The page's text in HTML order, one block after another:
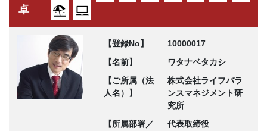
卓
【登録No】
10000017
【名前】
ワタナベタカシ
【ご所属（法
人名）】
株式会社ライフバラ
ンスマネジメント研
究所
【所属部署／
代表取締役